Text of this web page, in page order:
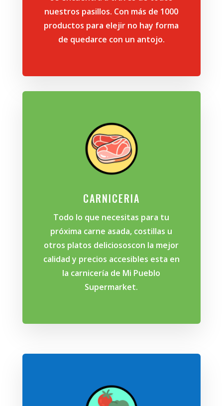
nuestros pasillos. Con más de 1000
productos para elejir no hay forma
de quedarce con un antojo.
CARNICERIA
Todo lo que necesitas para tu
próxima carne asada, costillas u
otros platos deliciososcon la mejor
calidad y precios accesibles esta en
la carnicería de Mi Pueblo
Supermarket.